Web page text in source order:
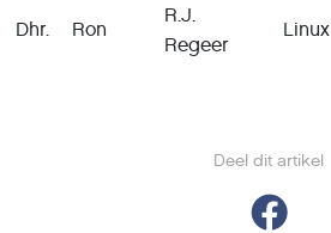
Deel dit artikel
Dhr. Ron
R.J.
Regeer
Linux